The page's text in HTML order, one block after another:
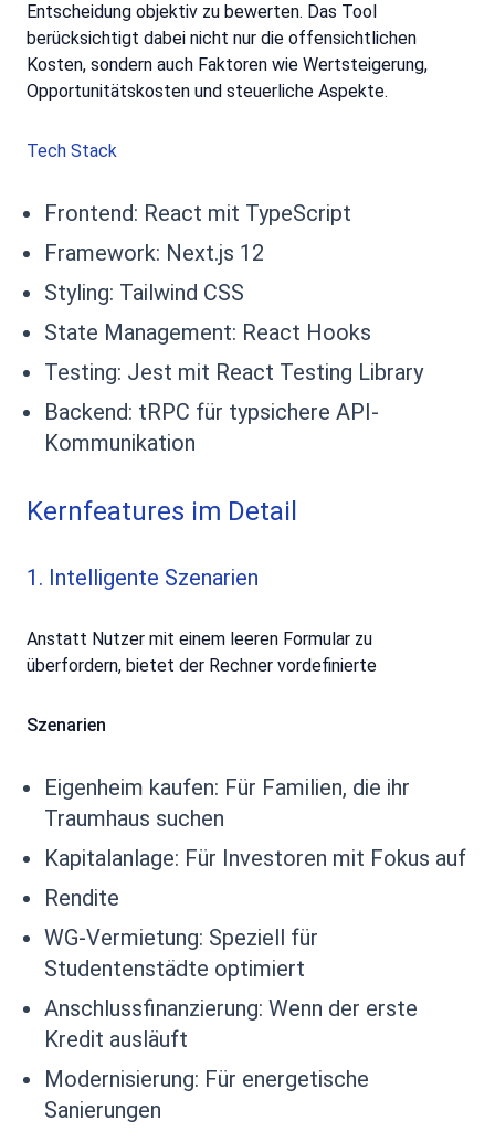
Entscheidung objektiv zu bewerten. Das Tool
berücksichtigt dabei nicht nur die offensichtlichen
Kosten, sondern auch Faktoren wie Wertsteigerung,
Opportunitätskosten und steuerliche Aspekte.
Tech Stack
Frontend: React mit TypeScript
Framework: Next.js 12
Styling: Tailwind CSS
State Management: React Hooks
Testing: Jest mit React Testing Library
Backend: tRPC für typsichere API-
Kommunikation
Kernfeatures im Detail
1. Intelligente Szenarien
Anstatt Nutzer mit einem leeren Formular zu
überfordern, bietet der Rechner vordefinierte
Szenarien
Eigenheim kaufen: Für Familien, die ihr
Traumhaus suchen
Kapitalanlage: Für Investoren mit Fokus auf
Rendite
WG-Vermietung: Speziell für
Studentenstädte optimiert
Anschlussfinanzierung: Wenn der erste
Kredit ausläuft
Modernisierung: Für energetische
Sanierungen